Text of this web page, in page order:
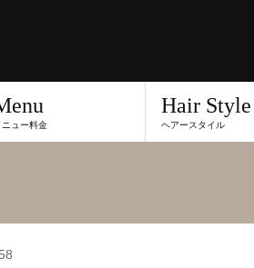
ニュー料金
Hair Style
ヘアースタイル